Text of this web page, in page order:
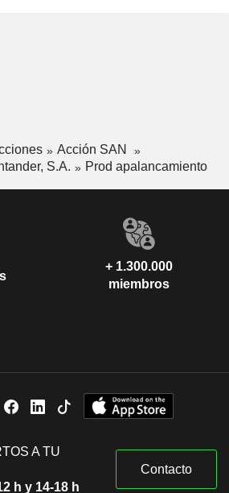
Acción SAN
S.A.
Prod apalancamiento
+ 1.300.000
miembros
A TU
h y 14-18 h
Contacto